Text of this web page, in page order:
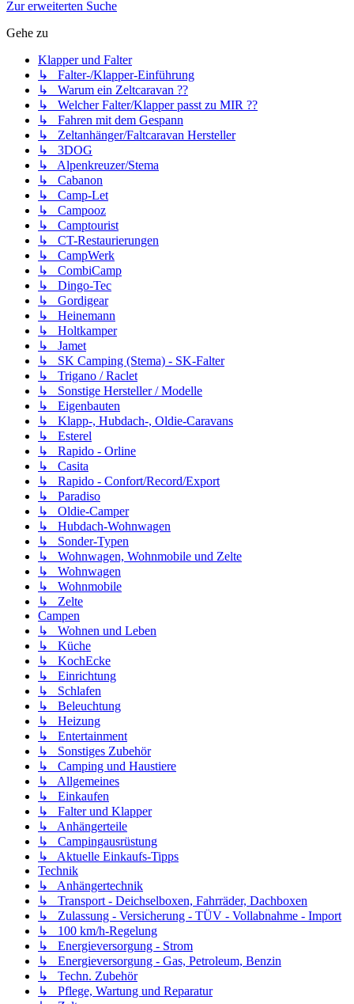
Zur erweiterten Suche
Gehe zu
Klapper und Falter
↳ Falter-/Klapper-Einführung
↳ Warum ein Zeltcaravan ??
↳ Welcher Falter/Klapper passt zu MIR ??
↳ Fahren mit dem Gespann
↳ Zeltanhänger/Faltcaravan Hersteller
↳ 3DOG
↳ Alpenkreuzer/Stema
↳ Cabanon
↳ Camp-Let
↳ Campooz
↳ Camptourist
↳ CT-Restaurierungen
↳ CampWerk
↳ CombiCamp
↳ Dingo-Tec
↳ Gordigear
↳ Heinemann
↳ Holtkamper
↳ Jamet
↳ SK Camping (Stema) - SK-Falter
↳ Trigano / Raclet
↳ Sonstige Hersteller / Modelle
↳ Eigenbauten
↳ Klapp-, Hubdach-, Oldie-Caravans
↳ Esterel
↳ Rapido - Orline
↳ Casita
↳ Rapido - Confort/Record/Export
↳ Paradiso
↳ Oldie-Camper
↳ Hubdach-Wohnwagen
↳ Sonder-Typen
↳ Wohnwagen, Wohnmobile und Zelte
↳ Wohnwagen
↳ Wohnmobile
↳ Zelte
Campen
↳ Wohnen und Leben
↳ Küche
↳ KochEcke
↳ Einrichtung
↳ Schlafen
↳ Beleuchtung
↳ Heizung
↳ Entertainment
↳ Sonstiges Zubehör
↳ Camping und Haustiere
↳ Allgemeines
↳ Einkaufen
↳ Falter und Klapper
↳ Anhängerteile
↳ Campingausrüstung
↳ Aktuelle Einkaufs-Tipps
Technik
↳ Anhängertechnik
↳ Transport - Deichselboxen, Fahrräder, Dachboxen
↳ Zulassung - Versicherung - TÜV - Vollabnahme - Import
↳ 100 km/h-Regelung
↳ Energieversorgung - Strom
↳ Energieversorgung - Gas, Petroleum, Benzin
↳ Techn. Zubehör
↳ Pflege, Wartung und Reparatur